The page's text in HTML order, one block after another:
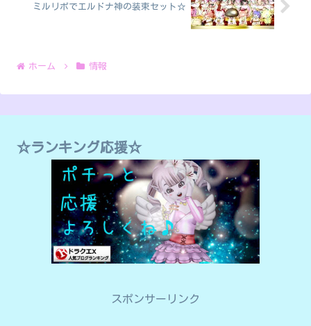
ミルリポでエルドナ神の装束セット☆
ホーム 情報
☆ランキング応援☆
スポンサーリンク